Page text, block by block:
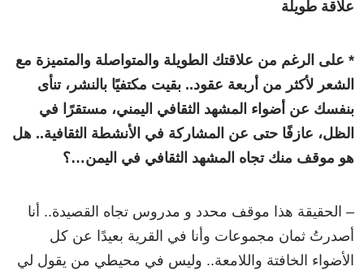
علاقة طويلة
* على الرغم من علاقتك الطويلة والمتواصلة والمتميزة مع
الشعر لأكثر من أربعة عقود.. بقيت مكتفيًا بالنشر، تنأى
بنفسك عن أضواء المشهد الثقافي اليمني، مستقرًا في
الظل، عازفًا حتى عن المشاركة في الأنشطة الثقافية.. هل
هو موقف منك تجاه المشهد الثقافي في اليمن…؟
– الحقيقة هذا موقف محدد و مدروس تجاه القصيدة.. أنا
أصدرتُ ثمان مجموعات وأنا في القرية بعيدًا عن كل
الأضواء الخافتة واللامعة.. وليس في محيطي من يقول لي